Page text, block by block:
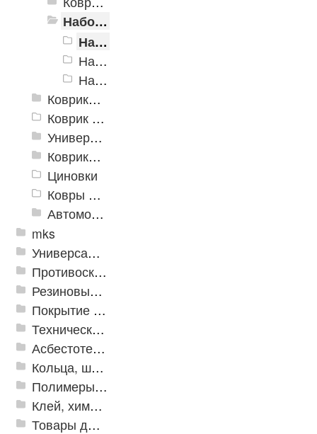
Набор ковриков
Набор ковриков PP
Набор ковриков PP Mix
Набор ковриков Super Shaggy
Коврики и дорожки пористые (Лапша)
Коврик флокированный
Универсальные коврики
Коврики хлопковые
Циновки
Ковры для детской
Автомобильные коврики
mks
Универсальные модульные покрытия
Противоскользящая защита для лестниц, профили, ленты
Резиновые и ПВХ дорожки
Покрытие из резиновой крошки
Техническая резина
Асбестотехнические и теплоизоляционные материалы
Кольца, шайбы, манжеты
Полимеры и пластики
Клей, химия, сопутствующие товары
Товары для дома